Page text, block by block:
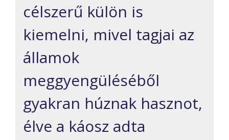
célszerű külön is
kiemelni, mivel tagjai az
államok
meggyengüléséből
gyakran húznak hasznot,
élve a káosz adta